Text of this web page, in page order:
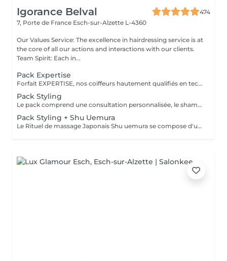
Igorance Belval
474
7, Porte de France Esch-sur-Alzette L-4360
Our Values Service: The excellence in hairdressing service is at
the core of all our actions and interactions with our clients.
Team Spirit: Each in...
Pack Expertise
Forfait EXPERTISE, nos coiffeurs hautement qualifiés en technique anglo-saxonne, en formation continu et diplômés d’une académie anglaise à Paris. Vous offre une séance d’une heure avec votre coach en suivi beauté. Ce pack inclus : 1 h de prestation Un diagnostique personnalisé Shampoing spécifique Haircare Conditioner spécifique Produit de coiffage Coupe Styling Produit de finition
Pack Styling
Le pack comprend une consultation personnalisée, le shampooing et le conditionneur spécifiques REDKEN/ SHU UEMURA , le séchage et les produits de styling REDKEN/ SHU UEMURA * Tarifs à titre indicatifs à confirmer après la consultation personnalisée établit auprès de votre coiffeur/stylist/spécialiste * La direction se réserve le droit d’apporter des modifications pour le bon fonctionnement du salon
Pack Styling + Shu Uemura
Le Rituel de massage Japonais Shu uemura se compose d'un shampooing et d'un soin d'une durée de 30 minutes pour une relaxation une une réparation intense du cheveu et ensuite le pack styling